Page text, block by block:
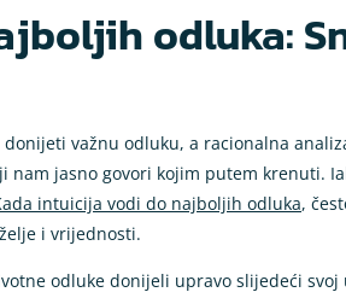
odluka:
važnu odluku, a racionalna
jasno govori kojim putem krenuti.
intuicija vodi do najboljih odluka,
i vrijednosti.
odluke donijeli upravo slijedeći